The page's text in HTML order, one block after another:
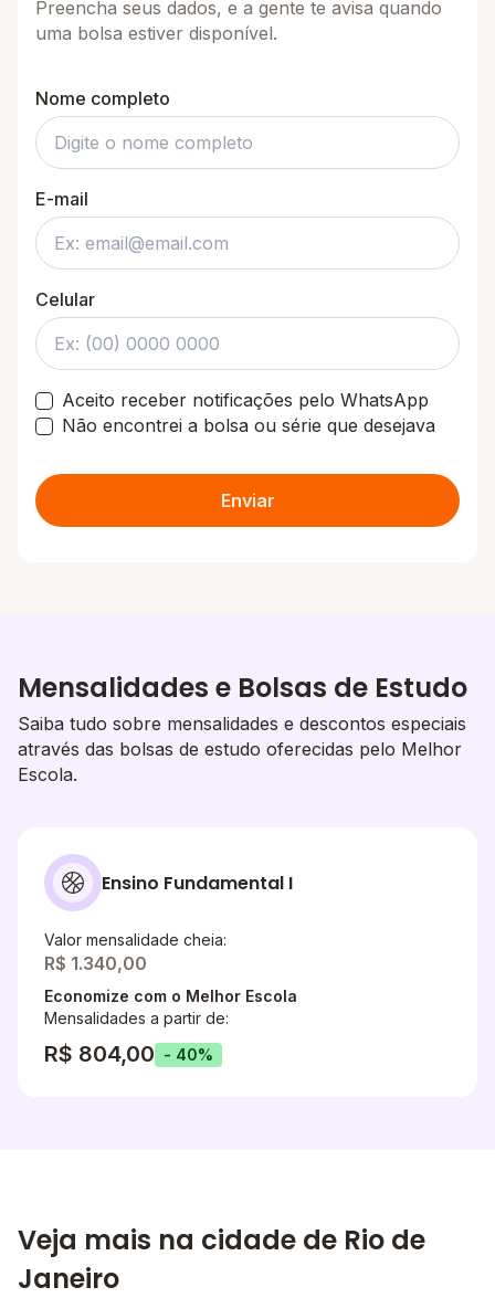
Preencha seus dados, e a gente te avisa quando
uma bolsa estiver disponível.
Nome completo
E-mail
Celular
Aceito receber notificações pelo WhatsApp
Não encontrei a bolsa ou série que desejava
Enviar
Mensalidades e Bolsas de Estudo
Saiba tudo sobre mensalidades e descontos especiais
através das bolsas de estudo oferecidas pelo Melhor
Escola.
Ensino Fundamental I
Valor mensalidade cheia:
R$ 1.340,00
Economize com o Melhor Escola
Mensalidades a partir de:
R$ 804,00 - 40%
Veja mais na cidade de Rio de
Janeiro